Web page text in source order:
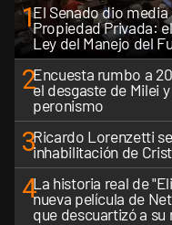
1El Senado dio
Propiedad Privada:
Ley del Manejo del
2Encuesta rumbo a
el desgaste de Milei
peronismo
3Ricardo Lorenzetti
inhabilitación de
4La historia real de
nueva película de
que descuartizó a su